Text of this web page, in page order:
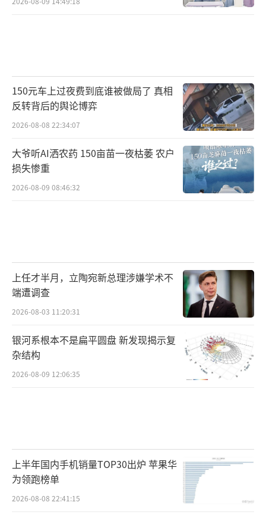
150元车上过夜费到底谁被做局了 真相
反转背后的舆论博弈
2026-08-08 22:34:07
大爷听AI洒农药 150亩苗一夜枯萎 农户
损失惨重
2026-08-09 08:46:32
上任才半月，立陶宛新总理涉嫌学术不
端遭调查
2026-08-03 11:20:31
银河系根本不是扁平圆盘 新发现揭示复
杂结构
2026-08-09 12:06:35
上半年国内手机销量TOP30出炉 苹果华
为领跑榜单
2026-08-08 22:41:15